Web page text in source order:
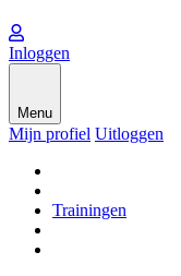
Inloggen
Menu
Mijn profiel Uitloggen
Trainingen